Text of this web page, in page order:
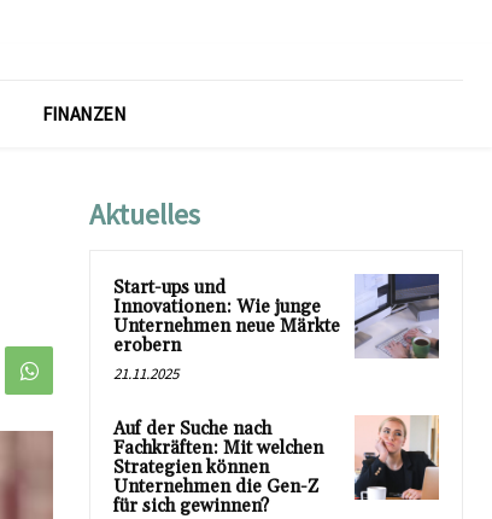
FINANZEN
Aktuelles
Start-ups und
Innovationen: Wie junge
Unternehmen neue Märkte
erobern
21.11.2025
Auf der Suche nach
Fachkräften: Mit welchen
Strategien können
Unternehmen die Gen-Z
für sich gewinnen?